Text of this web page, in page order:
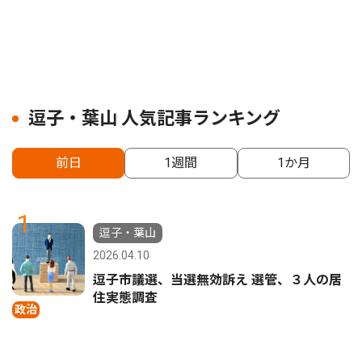
逗子・葉山 人気記事ランキング
前日 1週間 1か月
1
政治
逗子・葉山
2026.04.10
逗子市議選、当選無効訴え 選管、３人の居
住実態調査